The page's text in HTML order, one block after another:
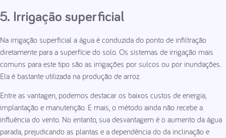
5. Irrigação superficial
Na irrigação superficial a água é conduzida do ponto de infiltração
diretamente para a superfície do solo. Os sistemas de irrigação mais
comuns para este tipo são as irrigações por sulcos ou por inundações.
Ela é bastante utilizada na produção de arroz.
Entre as vantagen, podemos destacar os baixos custos de energia,
implantação e manutenção. E mais, o método ainda não recebe a
influência do vento. No entanto, sua desvantagem é o aumento da água
parada, prejudicando as plantas e a dependência do da inclinação e